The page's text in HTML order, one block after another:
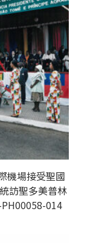
機場接受聖國
訪聖多美普林
014